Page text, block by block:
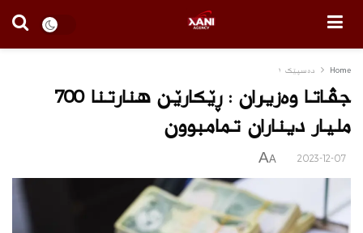
Home دەسپێک ١
جڤاتا وه‌زیران : ڕێكارێن هنارتنا 700
ملیار دیناران تمامبوون
2023-12-07
A
A